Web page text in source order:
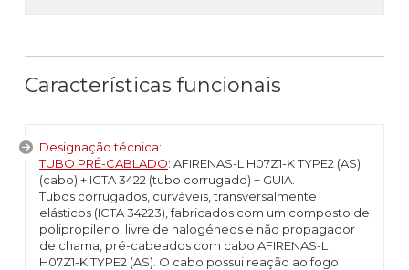
Características funcionais
Designação técnica:
TUBO PRÉ-CABLADO: AFIRENAS-L H07Z1-K TYPE2 (AS)
(cabo) + ICTA 3422 (tubo corrugado) + GUIA.
Tubos corrugados, curváveis, transversalmente
elásticos (ICTA 34223), fabricados com um composto de
polipropileno, livre de halogéneos e não propagador
de chama, pré-cabeados com cabo AFIRENAS-L
H07Z1-K TYPE2 (AS). O cabo possui reação ao fogo